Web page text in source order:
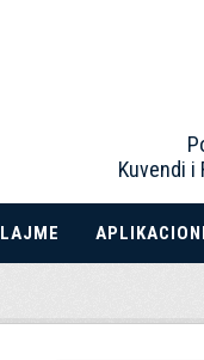
Kuvendi i
LAJME